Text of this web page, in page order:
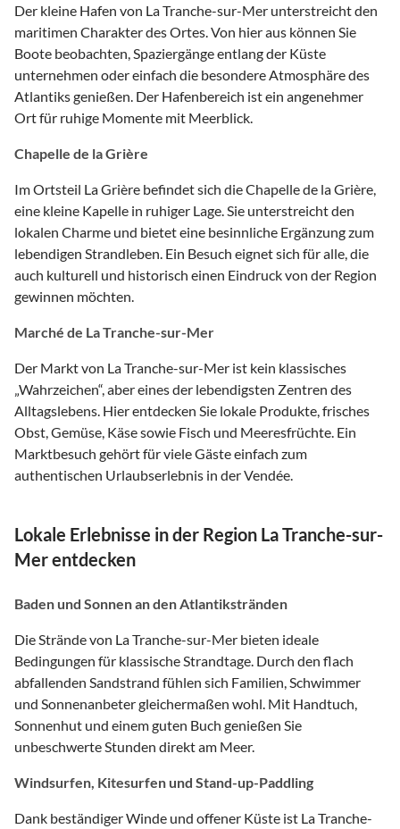
Der kleine Hafen von La Tranche-sur-Mer unterstreicht den
maritimen Charakter des Ortes. Von hier aus können Sie
Boote beobachten, Spaziergänge entlang der Küste
unternehmen oder einfach die besondere Atmosphäre des
Atlantiks genießen. Der Hafenbereich ist ein angenehmer
Ort für ruhige Momente mit Meerblick.
Chapelle de la Grière
Im Ortsteil La Grière befindet sich die Chapelle de la Grière,
eine kleine Kapelle in ruhiger Lage. Sie unterstreicht den
lokalen Charme und bietet eine besinnliche Ergänzung zum
lebendigen Strandleben. Ein Besuch eignet sich für alle, die
auch kulturell und historisch einen Eindruck von der Region
gewinnen möchten.
Marché de La Tranche-sur-Mer
Der Markt von La Tranche-sur-Mer ist kein klassisches
„Wahrzeichen“, aber eines der lebendigsten Zentren des
Alltagslebens. Hier entdecken Sie lokale Produkte, frisches
Obst, Gemüse, Käse sowie Fisch und Meeresfrüchte. Ein
Marktbesuch gehört für viele Gäste einfach zum
authentischen Urlaubserlebnis in der Vendée.
Lokale Erlebnisse in der Region La Tranche-sur-
Mer entdecken
Baden und Sonnen an den Atlantikstränden
Die Strände von La Tranche-sur-Mer bieten ideale
Bedingungen für klassische Strandtage. Durch den flach
abfallenden Sandstrand fühlen sich Familien, Schwimmer
und Sonnenanbeter gleichermaßen wohl. Mit Handtuch,
Sonnenhut und einem guten Buch genießen Sie
unbeschwerte Stunden direkt am Meer.
Windsurfen, Kitesurfen und Stand-up-Paddling
Dank beständiger Winde und offener Küste ist La Tranche-